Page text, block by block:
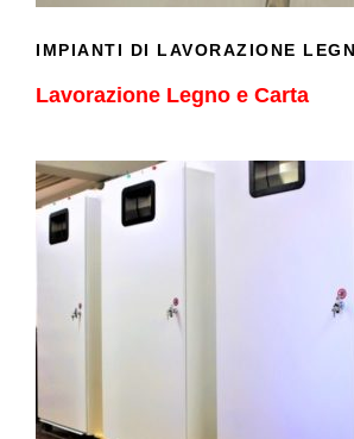
IMPIANTI DI LAVORAZIONE
Lavorazione Legno e Carta
SISTEMI AUTOMAZIONI